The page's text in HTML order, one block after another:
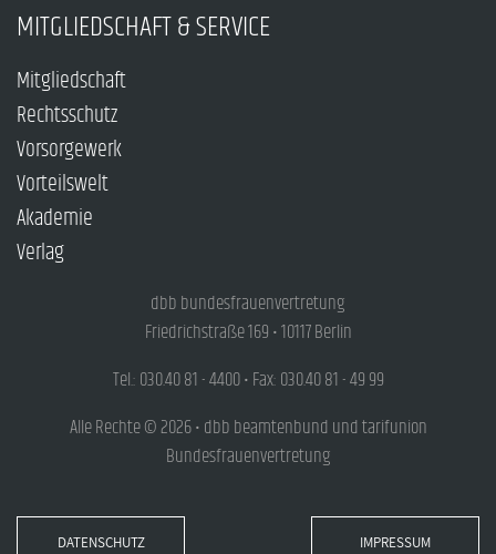
MITGLIEDSCHAFT & SERVICE
Mitgliedschaft
Rechtsschutz
Vorsorgewerk
Vorteilswelt
Akademie
Verlag
dbb bundesfrauenvertretung
Friedrichstraße 169 • 10117 Berlin
Tel.: 030.40 81 - 4400 • Fax: 030.40 81 - 49 99
Alle Rechte © 2026 • dbb beamtenbund und tarifunion
Bundesfrauenvertretung
DATENSCHUTZ IMPRESSUM